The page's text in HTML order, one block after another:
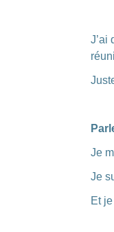
J’ai
Je
Je
Et